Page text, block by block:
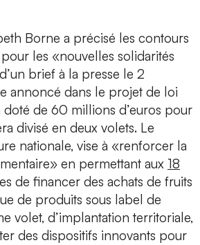
Borne a précisé les contours
les «nouvelles solidarités
brief à la presse le 2
annoncé dans le projet de loi
doté de 60 millions d’euros pour
divisé en deux volets. Le
nationale, vise à «renforcer la
en permettant aux 18
de financer des achats de fruits
de produits sous label de
volet, d’implantation territoriale,
des dispositifs innovants pour